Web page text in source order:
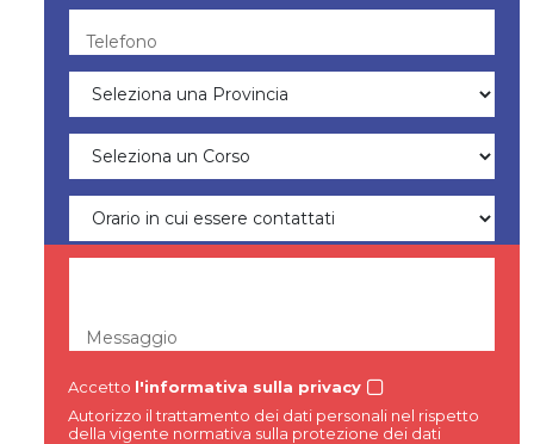
Telefono
Messaggio
Accetto l'informativa sulla privacy
Autorizzo il trattamento dei dati personali nel rispetto
della vigente normativa sulla protezione dei dati